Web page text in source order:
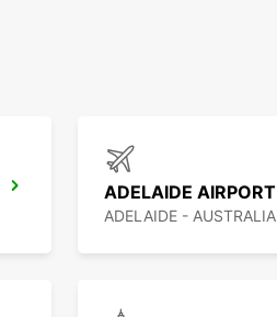
ADELAIDE AIRPORT
ADELAIDE - AUSTRALIA